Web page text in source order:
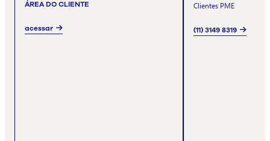
ÁREA DO CLIENTE
acessar
Clientes PME
(11) 3149 8319